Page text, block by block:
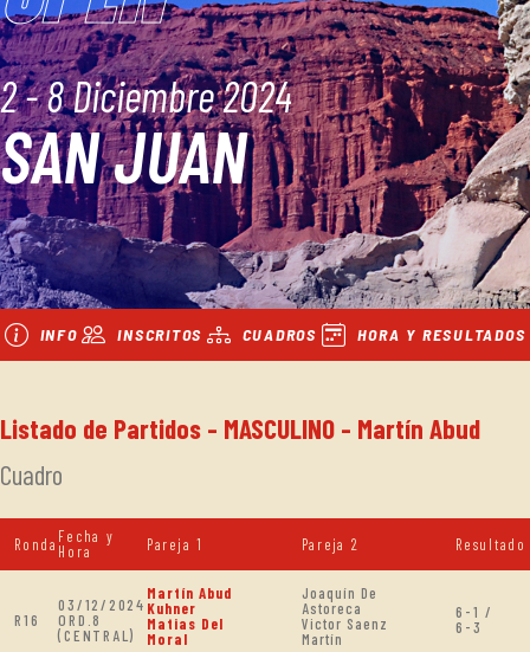
2 - 8 Diciembre 2024
SAN JUAN
INFO INSCRITOS CUADROS HORA Y RESULTADOS
Listado de Partidos - MASCULINO - Martín Abud
Cuadro
Ronda Fecha y
Hora
Pareja 1 Pareja 2 Resultado
R16
03/12/2024
ORD.8
(CENTRAL)
Martín Abud
Kuhner
Matias Del
Moral
Joaquín De
Astoreca
Victor Saenz
Martín
6-1 /
6-3